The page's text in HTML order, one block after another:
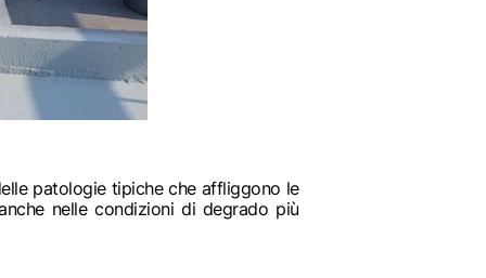
patologie tipiche che affliggono le
nelle condizioni di degrado più